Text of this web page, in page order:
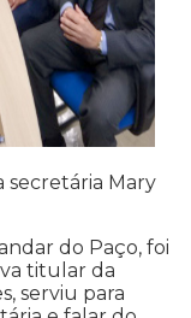
secretária Mary
do Paço, foi
titular da
serviu para